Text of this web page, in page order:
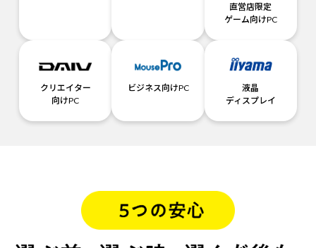
直営店限定
ゲーム向けPC
クリエイター
向けPC
ビジネス向けPC
液晶
ディスプレイ